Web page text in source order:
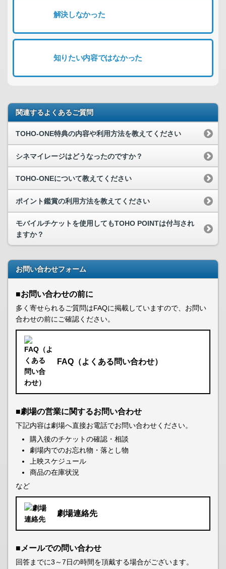
解決しなかった
知りたい内容ではなかった
関連するよくあるご質問
TOHO-ONE特典の内容や利用方法を教えてください
シネマイレージはどうなったのですか？
TOHO-ONEについて教えてください
ポイント鑑賞の利用方法を教えてください
モバイルチケットを使用してもTOHO POINTは付与され
ますか？
お問い合わせフォーム
■お問い合わせの前に
多く寄せられるご質問はFAQに掲載していますので、お問い
合わせの前にご確認ください。
FAQ（よくある問い合わせ）
■劇場の営業に関するお問い合わせ
下記内容は劇場へ直接お電話でお問い合わせください。
購入後のチケットの確認・相談
劇場内でのお忘れ物・落とし物
上映スケジュール
商品の在庫状況
など
劇場連絡先
■メールでの問い合わせ
回答までに3～7日の時間を頂戴する場合がございます。